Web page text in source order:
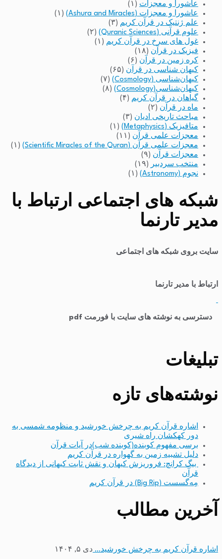
عاشورا و معجزات (۱)
عاشورا و معجزات (Ashura and Miracles)
(۱)
علم ژنتیک در قرآن کریم (۳)
علوم قرآنی (Quranic Sciences)
(۲)
غول های سرخ در قرآن کریم (۱)
فیزیک در قرآن (۱۸)
کره زمین در قرآن (۶)
کیهان شناسی در قرآن (۶۵)
کیهان‌شناسی (Cosmology)
(۷)
کیهان‌شناسی(Cosmology)
(۸)
گیاهان در قرآن کریم (۴)
ماه در قرآن (۲)
مباحث تاریخی ادیان (۳)
متافیزیک (Metaphysics)
(۱)
معجزات علمی قرآن (۱۱)
معجزات علمی قرآن (Scientific Miracles of the Quran)
(۱)
معجزات قرآن (۹)
منتخب سردبیر
(۱۹)
نجوم (Astronomy)
(۱)
شبکه های اجتماعی ارتباط با
مدیر تارنما
سایت بروی شبکه های اجتماعی
ارتباط با مدیر تارنما
دسترسی به نوشته های سایت با فورمت pdf
تبلیغات
نوشته‌های تازه
اشاره قرآن کریم به چرخش خورشید و منظومه شمسی به
دور کهکشان راه شیری
برسی مفهوم کوبنده(کوبنده شب)در آیات قرآن
دلیل تشبیه زمین به گهواره در قرآن کریم
بیگ کرانچ: فروریزش کیهان و نقش ثابت کیهانی از دیدگاه
قرآن
مِه‌گسست (Big Rip) در قرآن کریم
آخرین مطالب
اشاره قرآن کریم به چرخش خورشید… دی ۵, ۱۴۰۴